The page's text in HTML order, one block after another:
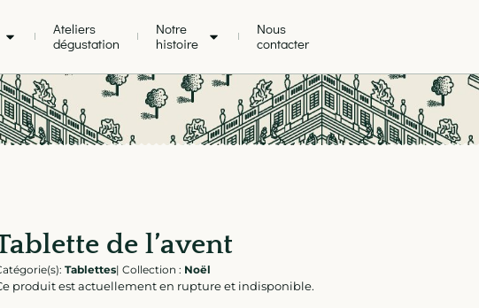
Ateliers
dégustation
Notre
histoire
Nous
contacter
de l’avent
Tablettes| Collection : Noël
produit est actuellement en rupture et indisponible.